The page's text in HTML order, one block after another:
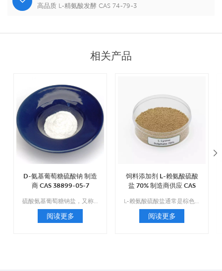
高品质 L-精氨酸发酵 CAS 74-79-3
相关产品
D-氨基葡萄糖硫酸钠 制造
商 CAS 38899-05-7
阅读更多
饲料添加剂 L-赖氨酸硫酸
盐 70% 制造商供应 CAS
阅读更多